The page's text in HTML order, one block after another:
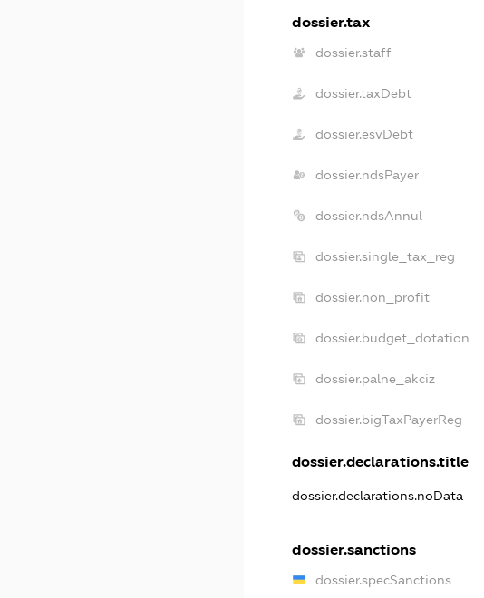
dossier.tax
dossier.staff
dossier.taxDebt
dossier.esvDebt
dossier.ndsPayer
dossier.ndsAnnul
dossier.single_tax_reg
dossier.non_profit
dossier.budget_dotation
dossier.palne_akciz
dossier.bigTaxPayerReg
dossier.declarations.title
dossier.declarations.noData
dossier.sanctions
dossier.specSanctions